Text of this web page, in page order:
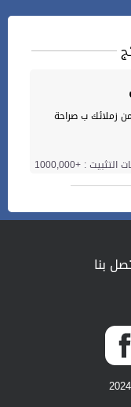
زملائك ب صراحة
: +1000,000
بنا